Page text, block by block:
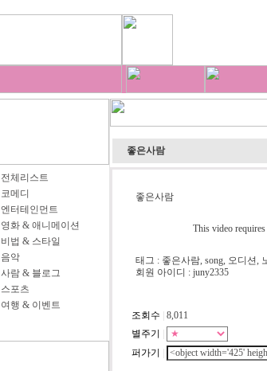
전체리스트
코메디
엔터테인먼트
영화 & 애니메이션
비법 & 스타일
음악
사람 & 블로그
스포츠
여행 & 이벤트
좋은사람
좋은사람
This video
태그 : 좋은사람, song, 오디션,
회원 아이디 : juny2335
조회수 8,011
별주기
퍼가기